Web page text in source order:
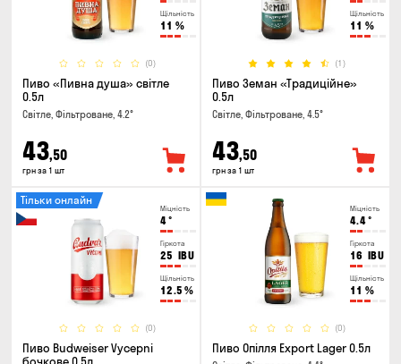
Щільність
11 %
(0)
Пиво «Пивна душа» світле
0.5л
Світле, Фільтроване, 4.2°
43,50
грн за 1 шт
Щільність
11 %
(1)
Пиво Земан «Традиційне»
0.5л
Світле, Фільтроване, 4.5°
43,50
грн за 1 шт
Міцність
4°
Гіркота
25 IBU
Щільність
12.5 %
(0)
Тільки онлайн
Пиво Budweiser Vycepni
Міцність
4.4°
Гіркота
16 IBU
Щільність
11 %
(0)
Пиво Опілля Export Lager 0.5л